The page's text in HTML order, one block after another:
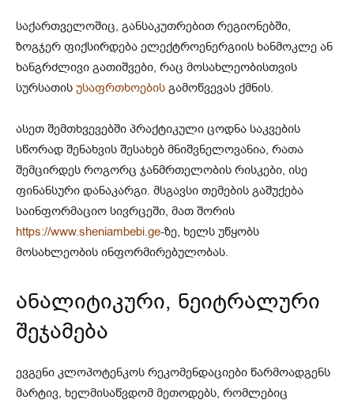
საქართველოშიც, განსაკუთრებით რეგიონებში,
ზოგჯერ ფიქსირდება ელექტროენერგიის ხანმოკლე ან
ხანგრძლივი გათიშვები, რაც მოსახლეობისთვის
სურსათის უსაფრთხოების გამოწვევას ქმნის.
ასეთ შემთხვევებში პრაქტიკული ცოდნა საკვების
სწორად შენახვის შესახებ მნიშვნელოვანია, რათა
შემცირდეს როგორც ჯანმრთელობის რისკები, ისე
ფინანსური დანაკარგი. მსგავსი თემების გაშუქება
საინფორმაციო სივრცეში, მათ შორის
https://www.sheniambebi.ge-ზე, ხელს უწყობს
მოსახლეობის ინფორმირებულობას.
ანალიტიკური, ნეიტრალური
შეჯამება
ევგენი კლოპოტენკოს რეკომენდაციები წარმოადგენს
მარტივ, ხელმისაწვდომ მეთოდებს, რომლებიც